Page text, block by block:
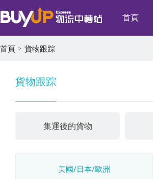
首頁
首頁 貨物跟踪
貨物跟踪
集運後的貨物
美國/日本/歐洲